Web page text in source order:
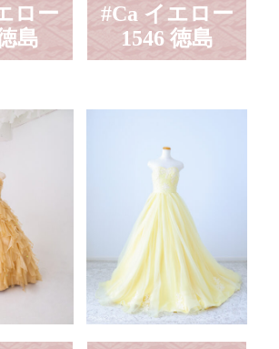
ロー
島
#Ca イエロー
1546 徳島